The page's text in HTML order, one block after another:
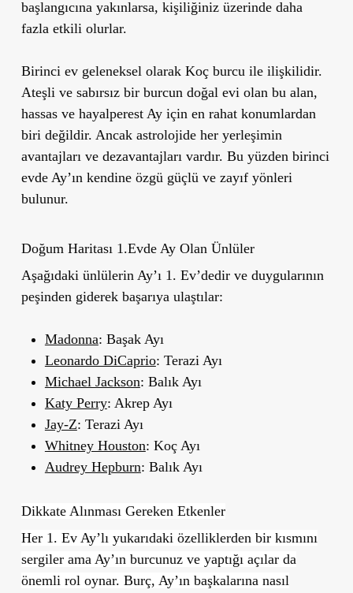
başlangıcına yakınlarsa, kişiliğiniz üzerinde daha
fazla etkili olurlar.
Birinci ev geleneksel olarak Koç burcu ile ilişkilidir.
Ateşli ve sabırsız bir burcun doğal evi olan bu alan,
hassas ve hayalperest Ay için en rahat konumlardan
biri değildir. Ancak astrolojide her yerleşimin
avantajları ve dezavantajları vardır. Bu yüzden birinci
evde Ay’ın kendine özgü güçlü ve zayıf yönleri
bulunur.
Doğum Haritası 1.Evde Ay Olan Ünlüler
Aşağıdaki ünlülerin Ay’ı 1. Ev’dedir ve duygularının
peşinden giderek başarıya ulaştılar:
Madonna: Başak Ayı
Leonardo DiCaprio: Terazi Ayı
Michael Jackson: Balık Ayı
Katy Perry: Akrep Ayı
Jay‑Z: Terazi Ayı
Whitney Houston: Koç Ayı
Audrey Hepburn: Balık Ayı
Dikkate Alınması Gereken Etkenler
Her 1. Ev Ay’lı yukarıdaki özelliklerden bir kısmını
sergiler ama Ay’ın burcunuz ve yaptığı açılar da
önemli rol oynar. Burç, Ay’ın başkalarına nasıl